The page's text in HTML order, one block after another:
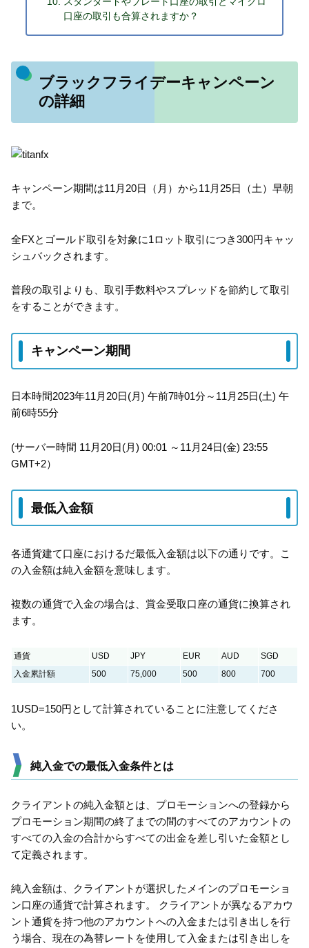
口座の取引も合算されますか？
ブラックフライデーキャンペーン
の詳細
キャンペーン期間は11月20日（月）から11月25日（土）早朝
まで。
全FXとゴールド取引を対象に1ロット取引につき300円キャッ
シュバックされます。
普段の取引よりも、取引手数料やスプレッドを節約して取引
をすることができます。
キャンペーン期間
日本時間2023年11月20日(月) 午前7時01分～11月25日(土) 午
前6時55分
(サーバー時間 11月20日(月) 00:01 ～11月24日(金) 23:55
GMT+2）
最低入金額
各通貨建て口座におけるだ最低入金額は以下の通りです。こ
の入金額は純入金額を意味します。
複数の通貨で入金の場合は、賞金受取口座の通貨に換算され
ます。
通貨 USD JPY EUR AUD
SGD
入金累計額
500 75,000 500 800 700
1USD=150円として計算されていることに注意してくださ
い。
純入金での最低入金条件とは
クライアントの純入金額とは、プロモーションへの登録から
プロモーション期間の終了までの間のすべてのアカウントの
すべての入金の合計からすべての出金を差し引いた金額とし
て定義されます。
純入金額は、クライアントが選択したメインのプロモーショ
ン口座の通貨で計算されます。 クライアントが異なるアカウ
ント通貨を持つ他のアカウントへの入金または引き出しを行
う場合、現在の為替レートを使用して入金または引き出しを